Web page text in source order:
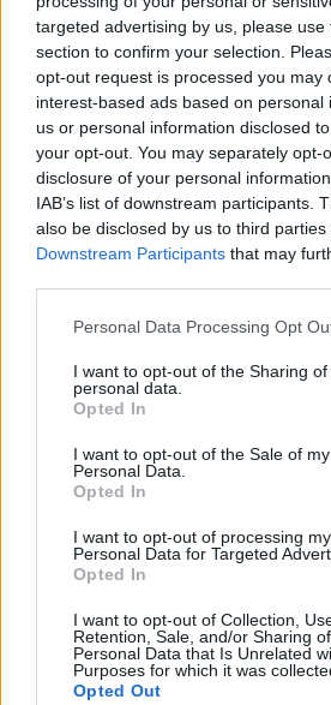
targeted advertising by us, please
section to confirm your selection.
opt-out request is processed you may
interest-based ads based on personal
us or personal information disclosed
your opt-out. You may separately opt-
disclosure of your personal
IAB’s list of downstream participants.
also be disclosed by us to third parties
Downstream Participants that may
Personal Data Processing Opt
I want to opt-out of the Sharing of
personal data.
Opted In
I want to opt-out of the Sale of my
Personal Data.
Opted In
I want to opt-out of processing my
Personal Data for Targeted
Opted In
I want to opt-out of Collection,
Retention, Sale, and/or Sharing
Personal Data that Is Unrelated
Purposes for which it was
Opted Out
[ΠΗΓΗ]
ΔΙΑΦΗΜΙΣΗ